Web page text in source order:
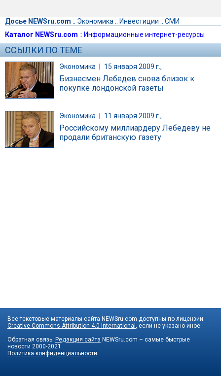
Досье NEWSru.com :: Экономика :: Инвестиции :: СМИ
Каталог NEWSru.com :: Информационные интернет-ресурсы
ССЫЛКИ ПО ТЕМЕ
Экономика | 15 января 2009 г.,
Бизнесмен Лебедев снова близок к
покупке лондонской газеты
Экономика 11 января 2009 г.,
Российскому миллиардеру Лебедеву не
продали британскую газету
Все текстовые материалы сайта NEWSru.com доступны по лицензии:
Creative Commons Attribution 4.0 International , если не указано иное.
Обратная связь: Редакция сайта NEWSru.com – самые быстрые
новости 2000-2021
Политика конфиденциальности